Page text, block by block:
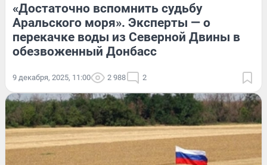
«Достаточно вспомнить судьбу
Аральского моря». Эксперты — о
перекачке воды из Северной Двины в
обезвоженный Донбасс
9 декабря, 2025, 11:00 2 988 2